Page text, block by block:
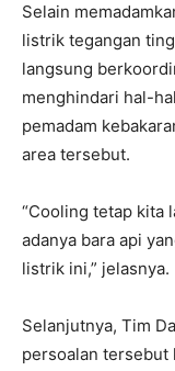
Selain
listrik tegangan
langsung
menghindari hal-
pemadam
area tersebut.
“Cooling tetap kita
adanya bara api
listrik ini,” jelasnya.
Selanjutnya, Tim
persoalan tersebut